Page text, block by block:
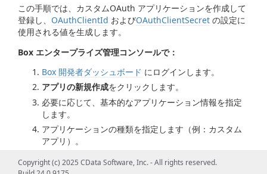
この手順では、カスタムOAuth アプリケーションを作成して
登録し、 OAuthClientId およびOAuthClientSecret の設定に
使用される値を生成します。
Box エンタープライズ管理コンソールで：
Box 開発者ダッシュボード にログインします。
アプリの新規作成をクリックします。
必要に応じて、基本的なアプリケーション情報を指定
します。
アプリケーションの種類を指定します（例：カスタム
アプリ）。
します。
Copyright (c) 2025 CData Software, Inc. - All rights reserved.